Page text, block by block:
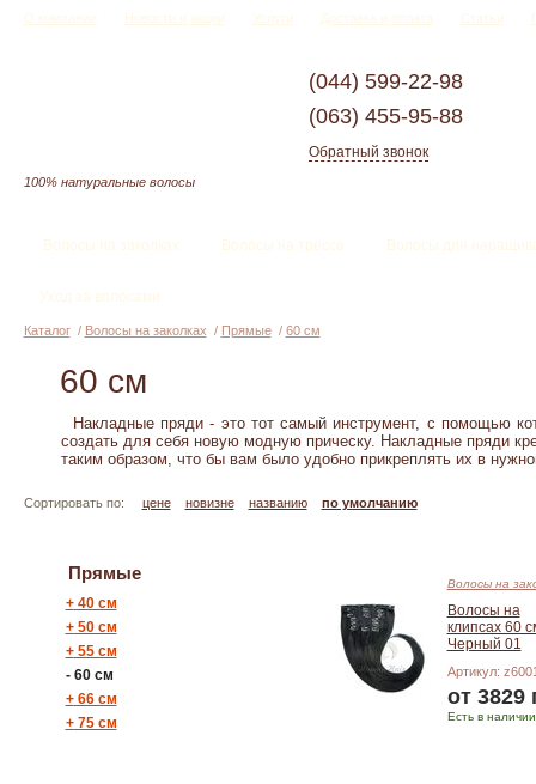
О компании Новости и акции Услуги Доставка и оплата Статьи
100% натуральные волосы
(044) 599-22-98
(063) 455-95-88
Обратный звонок
Волосы на заколках Волосы на трессе Волосы для
Уход за волосами
Каталог/ Волосы на заколках / Прямые/ 60 см
60 см
Накладные пряди - это тот самый инструмент, с помощью
создать для себя новую модную прическу. Накладные пряди
таким образом, что бы вам было удобно прикреплять их в
Сортировать по: цене новизне названию по умолчанию
Прямые
+40 см
+50 см
+55 см
-60 см
+66 см
+75 см
Волосы на
Волосы на
клипсах 60
Черный 01
Артикул:
от 3829
Есть в наличии